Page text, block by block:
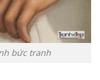
bức tranh